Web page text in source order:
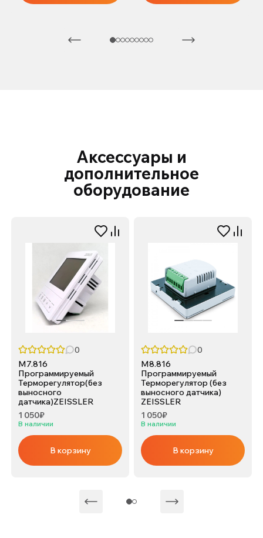
Аксессуары и
дополнительное
оборудование
0
M7.816
Программируемый
Терморегулятор(без
выносного
датчика)ZEISSLER
1 050₽
В наличии
В корзину
0
M8.816
Программируемый
Терморегулятор (без
выносного датчика)
ZEISSLER
1 050₽
В наличии
В корзину